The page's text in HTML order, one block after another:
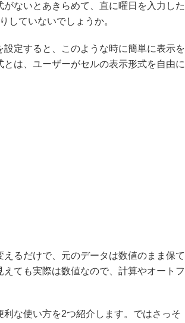
ないとあきらめて、直に曜日を入力した
していないでしょうか。
定すると、このような時に簡単に表示を
は、ユーザーがセルの表示形式を自由に
るだけで、元のデータは数値のまま保て
ても実際は数値なので、計算やオートフ
な使い方を2つ紹介します。ではさっそ